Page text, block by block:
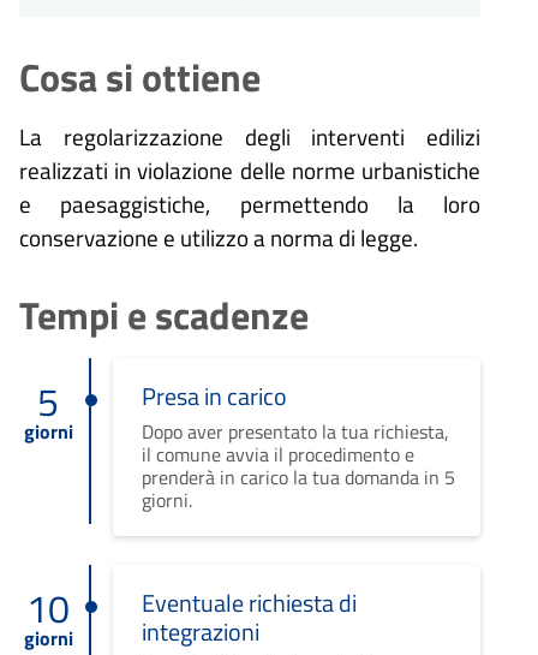
Cosa si ottiene
La regolarizzazione degli interventi edilizi
realizzati in violazione delle norme urbanistiche
e paesaggistiche, permettendo la loro
conservazione e utilizzo a norma di legge.
Tempi e scadenze
5
giorni
Presa in carico
Dopo aver presentato la tua richiesta,
il comune avvia il procedimento e
prenderà in carico la tua domanda in 5
giorni.
10
giorni
Eventuale richiesta di
integrazioni